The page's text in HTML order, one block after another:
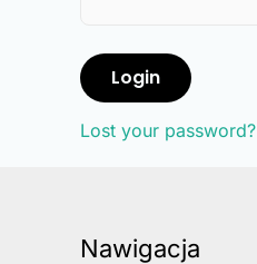
Login
Lost your password?
Nawigacja